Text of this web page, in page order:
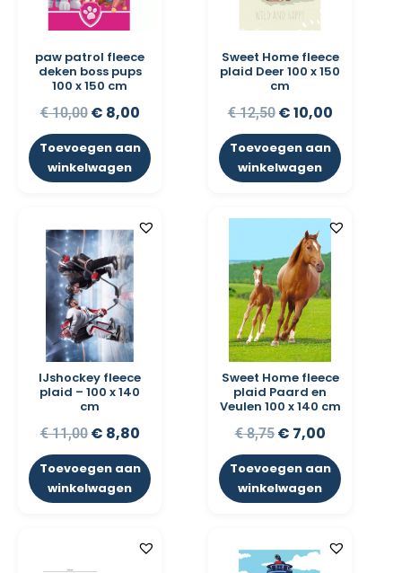
paw patrol fleece
deken boss pups
100 x 150 cm
€10,00 € 8,00
Toevoegen aan
winkelwagen
Sweet Home fleece
plaid Deer 100 x 150
cm
€12,50 €10,00
Toevoegen aan
winkelwagen
IJshockey fleece
plaid – 100 x 140
cm
€11,00 € 8,80
Toevoegen aan
winkelwagen
Sweet Home fleece
plaid Paard en
Veulen 100 x 140 cm
€8,75 € 7,00
Toevoegen aan
winkelwagen